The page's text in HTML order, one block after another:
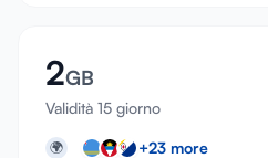
2GB
Validità 15 giorno
🌍 +23 more